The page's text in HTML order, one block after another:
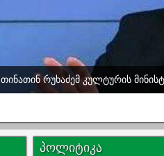
თინათინ რუხაძემ კულტურის
პოლიტიკა